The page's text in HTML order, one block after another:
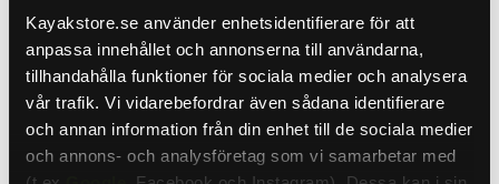
Kayakstore.se använder enhetsidentifierare för att
anpassa innehållet och annonserna till användarna,
tillhandahålla funktioner för sociala medier och analysera
vår trafik. Vi vidarebefordrar även sådana identifierare
och annan information från din enhet till de sociala medier
och annons- och analysföretag som vi samarbetar med
Shimano Lure Yasei Chit Chat Chatter 17g Pearl White
105 kr129 kr
Lägg till